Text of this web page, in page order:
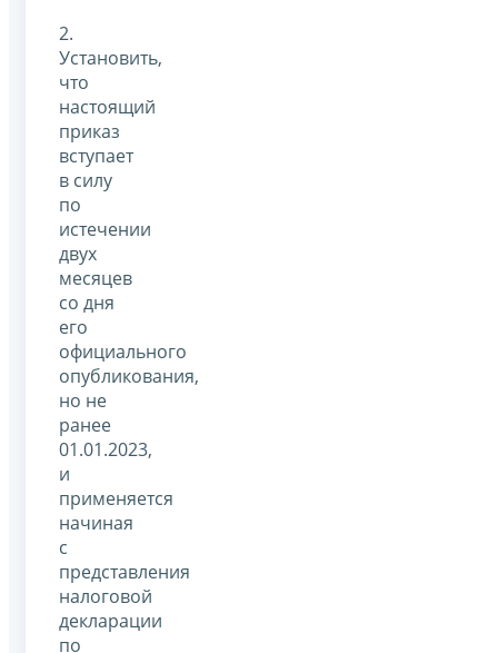
2.
Установить,
что
настоящий
приказ
вступает
в силу
по
истечении
двух
месяцев
со дня
его
официального
опубликования,
но не
ранее
01.01.2023,
и
применяется
начиная
с
представления
налоговой
декларации
по